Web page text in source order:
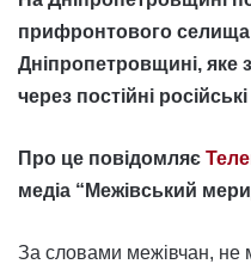
прифронтового
Дніпропетровщині, яке
через постійні
Про це повідомляє
медіа “Межівський
За словами межівчан, не